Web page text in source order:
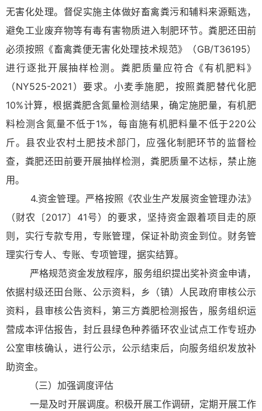
无害化处理。督促实施主体做好畜禽粪污和辅料来源甄选，
避免工业废弃物等有毒有害物质进入制肥环节。粪肥还田前
必须按照《畜禽粪便无害化处理技术规范》（GB/T36195）
进行逐批开展抽样检测。粪肥质量应符合《有机肥料》
（NY525-2021）要求。小麦季施肥，按照粪肥替代化肥
10%计算，根据粪肥含氮量检测结果，确定施肥量，有机肥
料检测含氮量不低于1%，每亩施有机肥料量不低于220公
斤。县农业农村土肥技术部门，应强化制肥环节的监督检
查，粪肥还田前要开展抽样检测，粪肥质量不达标，禁止施
用。
4.资金管理。严格按照《农业生产发展资金管理办法》
（财农〔2017〕41号）的要求，坚持资金跟着项目走的原
则，实行专款专用，专账管理，保证补助资金到位。财务管
理实行专人、专账、专项管理，据实结算。
严格规范资金发放程序，服务组织提出奖补资金申请，
依据村级还田台账、公示资料，乡（镇）人民政府审核公示
资料，县审核公告资料，第三方粪肥检测报告，服务组织运
营成本评估报告，封丘县绿色种养循环农业试点工作专班办
公室审核确认，进行公示，公示结束后，向服务组织发放补
助资金。
（三）加强调度评估
一是及时开展调度。积极开展工作调研，定期开展工作